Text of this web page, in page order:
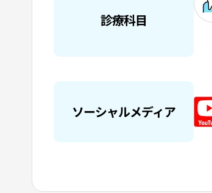
診療科目
ソーシャルメディア